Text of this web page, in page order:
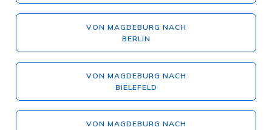
VON MAGDEBURG NACH
BERLIN
VON MAGDEBURG NACH
BIELEFELD
VON MAGDEBURG NACH